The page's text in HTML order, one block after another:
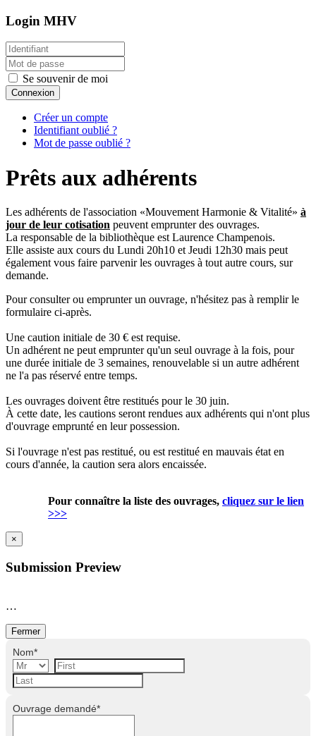
Login MHV
Se souvenir de moi
Connexion
Créer un compte
Identifiant oublié ?
Mot de passe oublié ?
Prêts aux adhérents
Les adhérents de l'association «Mouvement Harmonie & Vitalité» à
jour de leur cotisation peuvent emprunter des ouvrages.
La responsable de la bibliothèque est Laurence Champenois.
Elle assiste aux cours du Lundi 20h10 et Jeudi 12h30 mais peut
également vous faire parvenir les ouvrages à tout autre cours, sur
demande.
Pour consulter ou emprunter un ouvrage, n'hésitez pas à remplir le
formulaire ci-après.
Une caution initiale de 30 € est requise.
Un adhérent ne peut emprunter qu'un seul ouvrage à la fois, pour
une durée initiale de 3 semaines, renouvelable si un autre adhérent
ne l'a pas réservé entre temps.
Les ouvrages doivent être restitués pour le 30 juin.
À cette date, les cautions seront rendues aux adhérents qui n'ont plus
d'ouvrage emprunté en leur possession.
Si l'ouvrage n'est pas restitué, ou est restitué en mauvais état en
cours d'année, la caution sera alors encaissée.
Pour connaître la liste des ouvrages, cliquez sur le lien
>>>
×
Submission Preview
…
Fermer
Nom*
Ouvrage demandé*